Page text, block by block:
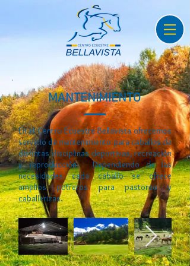
En el Centro Ecuestre Bellavista ofrecemos
servicio de mantenimiento para caballos de
distintas disciplinas deportivas, recreación
y reproducción. Dependiendo de las
necesidades cada caballo se ofrece
amplios potreros para pastoreo y
caballerizas.
MANTENIMIENTO